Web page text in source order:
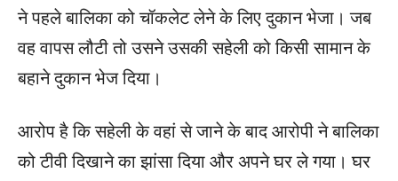
ने पहले बालिका को चॉकलेट लेने के लिए दुकान भेजा। जब
वह वापस लौटी तो उसने उसकी सहेली को किसी सामान के
बहाने दुकान भेज दिया।
आरोप है कि सहेली के वहां से जाने के बाद आरोपी ने बालिका
को टीवी दिखाने का झांसा दिया और अपने घर ले गया। घर